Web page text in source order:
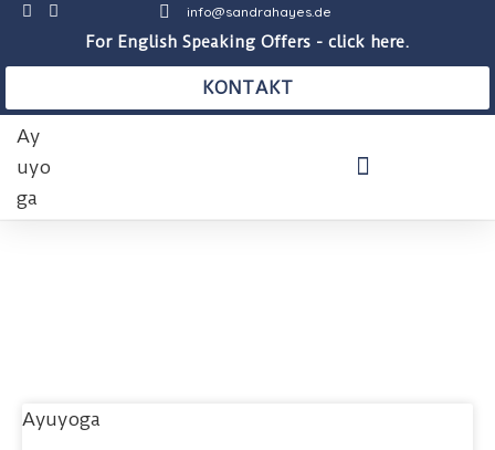
info@sandrahayes.de
For English Speaking Offers - click here.
KONTAKT